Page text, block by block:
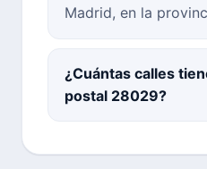
Madrid, en la
¿Cuántas calles
postal 28029?